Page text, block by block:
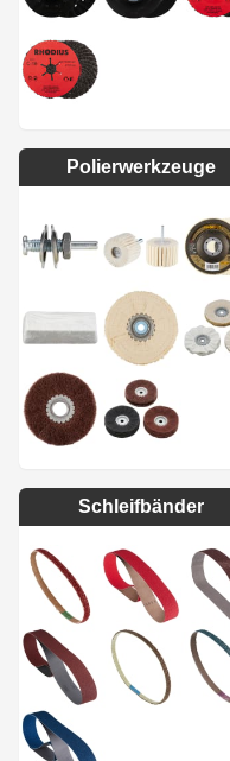
Polierwerkzeuge
Schleifbänder